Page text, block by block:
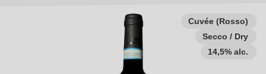
Cuvée (Rosso)
Secco / Dry
14,5% alc.